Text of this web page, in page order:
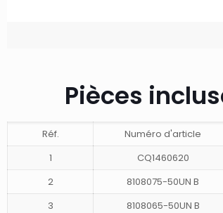
Pièces
Réf. Numéro d'article
1
CQ1460620
2
8108075-50UN B
3
8108065-50UN B